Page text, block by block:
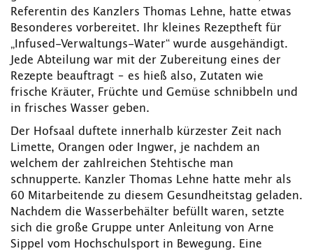
Referentin des Kanzlers Thomas Lehne, hatte etwas
Besonderes vorbereitet. Ihr kleines Rezeptheft für
„Infused-Verwaltungs-Water“ wurde ausgehändigt.
Jede Abteilung war mit der Zubereitung eines der
Rezepte beauftragt – es hieß also, Zutaten wie
frische Kräuter, Früchte und Gemüse schnibbeln und
in frisches Wasser geben.
Der Hofsaal duftete innerhalb kürzester Zeit nach
Limette, Orangen oder Ingwer, je nachdem an
welchem der zahlreichen Stehtische man
schnupperte. Kanzler Thomas Lehne hatte mehr als
60 Mitarbeitende zu diesem Gesundheitstag geladen.
Nachdem die Wasserbehälter befüllt waren, setzte
sich die große Gruppe unter Anleitung von Arne
Sippel vom Hochschulsport in Bewegung. Eine